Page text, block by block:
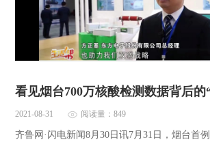
看见烟台700万核酸检测数据背后的
2021-08-31 阅读量：849
齐鲁网·闪电新闻8月30日讯7月31日，烟台首